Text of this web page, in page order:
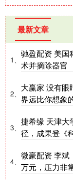
最新文章
1、
驰盈配资 美国
术并摘除器官
2、
大赢家 没有
界远比你想象
3、
捷希缘 天津大
径，成果登《
4、
微豪配资 李斌
万元，压力非